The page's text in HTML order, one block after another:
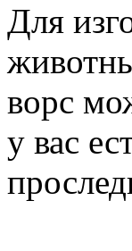
Для
ворс
у вас